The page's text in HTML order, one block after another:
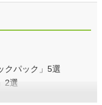
クパック」5選
2選